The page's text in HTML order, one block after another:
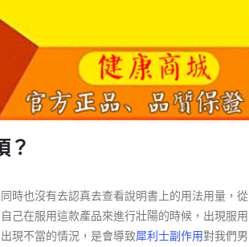
？
時也沒有去認真去查看說明書上的用法用量，從
自己在服用這款產品來進行壯陽的時候，出現服用
現不當的情況，是會導致犀利士副作用對我們男